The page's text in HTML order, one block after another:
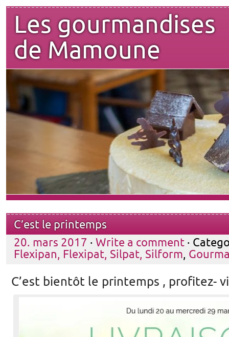
Les gourmandises
de Mamoune
C’est le printemps
20. mars 2017 · Write a comment ·
Flexipan, Flexipat, Silpat, Silform,
C’est bientôt le printemps , profitez-